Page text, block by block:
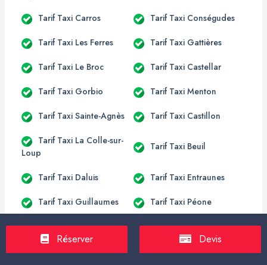
Tarif Taxi Carros Tarif Taxi Conségudes
Tarif Taxi Les Ferres Tarif Taxi Gattières
Tarif Taxi Le Broc Tarif Taxi Castellar
Tarif Taxi Gorbio Tarif Taxi Menton
Tarif Taxi Sainte-Agnès Tarif Taxi Castillon
Tarif Taxi La Colle-sur-
Loup
Tarif Taxi Beuil
Tarif Taxi Daluis Tarif Taxi Entraunes
Tarif Taxi Guillaumes Tarif Taxi Péone
Tarif Taxi Sauze Tarif Taxi Valberg
Tarif Taxi Estèng Tarif Taxi Escragnolles
Réserver Devis